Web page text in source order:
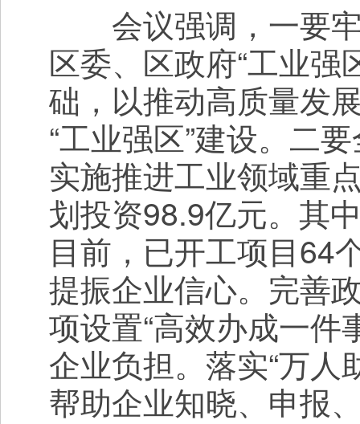
会议强调，一要牢
区委、区政府“工业强
础，以推动高质量发
“工业强区”建设。二
实施推进工业领域重
划投资98.9亿元。其
目前，已开工项目64
提振企业信心。完善
项设置“高效办成一件
企业负担。落实“万人
帮助企业知晓、申报